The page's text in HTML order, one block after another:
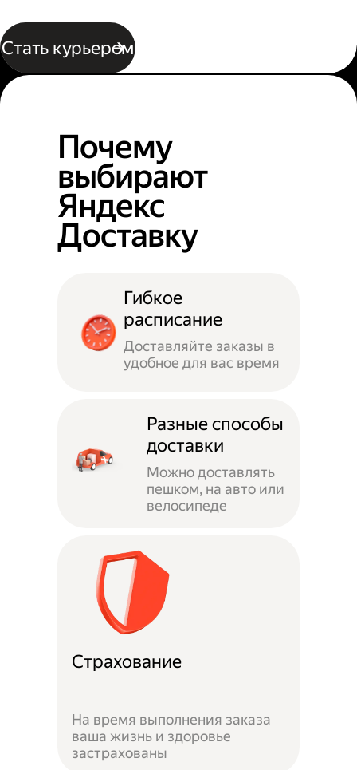
Стать курьером
Почему
выбирают
Яндекс
Доставку
Гибкое
расписание
Доставляйте заказы в
удобное для вас время
Разные способы
доставки
Можно доставлять
пешком, на авто или
велосипеде
Страхование
На время выполнения заказа
ваша жизнь и здоровье
застрахованы